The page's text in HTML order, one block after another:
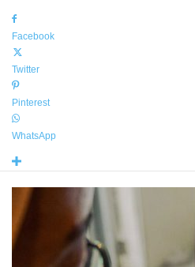
Facebook
Twitter
Pinterest
WhatsApp